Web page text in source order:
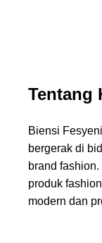
Tentang
Biensi
bergerak di
brand
produk
modern dan